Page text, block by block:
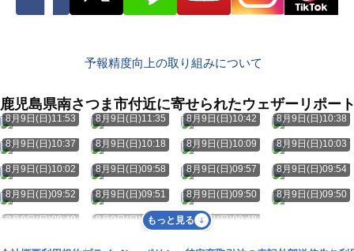
予報精度向上の取り組みについて
鹿児島県南さつま市付近に寄せられたウェザーリポー
8月9日(日)11:53 8月9日(日)11:35 8月9日(日)10:42 8月9日(日)10:38
8月9日(日)10:37 8月9日(日)10:18 8月9日(日)10:09 8月9日(日)10:03
8月9日(日)10:02 8月9日(日)09:58 8月9日(日)09:57 8月9日(日)09:54
8月9日(日)09:52 8月9日(日)09:51 8月9日(日)09:50 8月9日(日)09:50
8月9日(日)09:49 8月9日(日)09:49 8月9日(日)09:48
もっと見る